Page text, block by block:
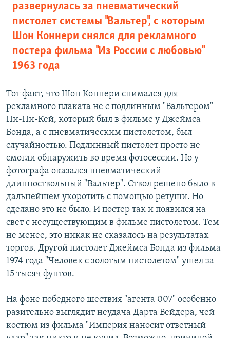
развернулась за пневматический
пистолет системы "Вальтер", с которым
Шон Коннери снялся для рекламного
постера фильма "Из России с любовью"
1963 года
Тот факт, что Шон Коннери снимался для
рекламного плаката не с подлинным "Вальтером"
Пи-Пи-Кей, который был в фильме у Джеймса
Бонда, а с пневматическим пистолетом, был
случайностью. Подлинный пистолет просто не
смогли обнаружить во время фотосессии. Но у
фотографа оказался пневматический
длинноствольный "Вальтер". Ствол решено было в
дальнейшем укоротить с помощью ретуши. Но
сделано это не было. И постер так и появился на
свет с несуществующим в фильме пистолетом. Тем
не менее, это никак не сказалось на результатах
торгов. Другой пистолет Джеймса Бонда из фильма
1974 года "Человек с золотым пистолетом" ушел за
15 тысяч фунтов.
На фоне победного шествия "агента 007" особенно
разительно выглядит неудача Дарта Вейдера, чей
костюм из фильма "Империя наносит ответный